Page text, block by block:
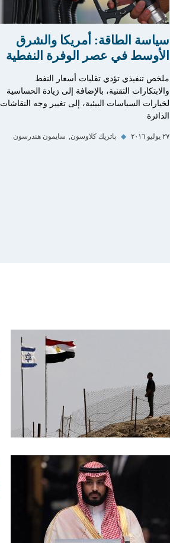
سياسة الطاقة: أمريكا والشرق
الأوسط في عصر الوفرة النفطية
ملخص تنفيذي تؤدي تقلبات أسعار النفط
والابتكارات التقنية، بالإضافة إلى زيادة الحساسية
لخيارات السياسات البيئية، إلى تغيير وجه النقاشات
الدائرة
٢٧ يوليو ٢٠١٦ ◆ پاتريك كلاوسون سايمون هندرسون